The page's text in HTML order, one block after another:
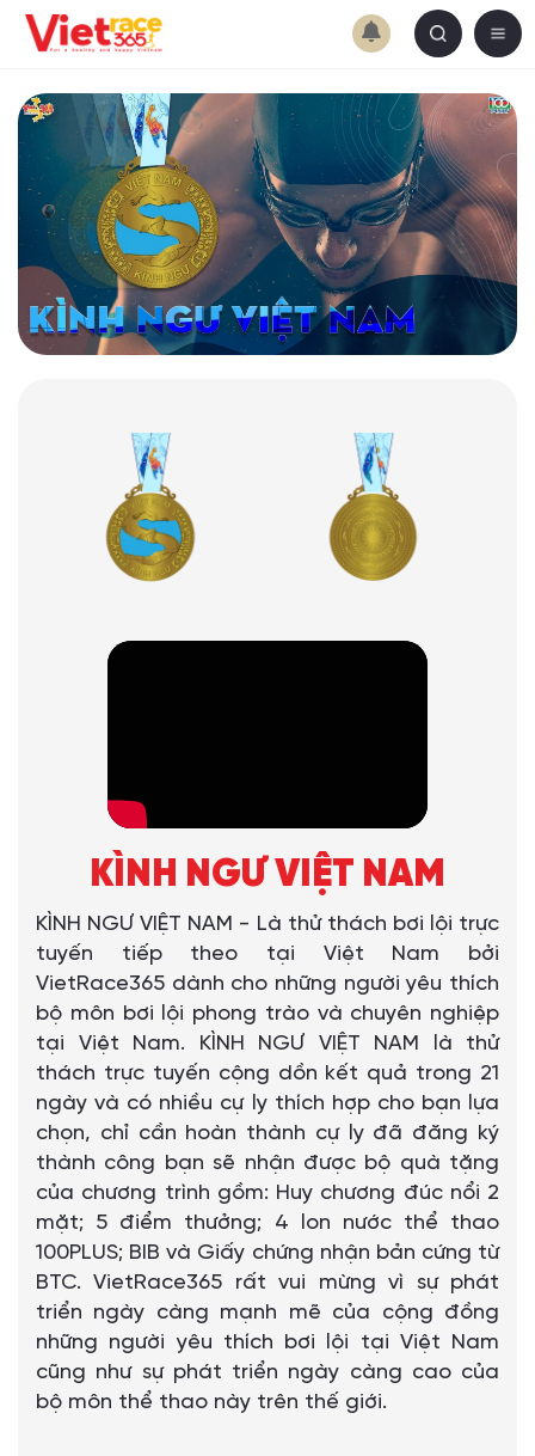
KÌNH NGƯ VIỆT NAM
KÌNH NGƯ VIỆT NAM - Là thử thách bơi lội trực
tuyến tiếp theo tại Việt Nam bởi
VietRace365 dành cho những người yêu thích
bộ môn bơi lội phong trào và chuyên nghiệp
tại Việt Nam. KÌNH NGƯ VIỆT NAM là thử
thách trực tuyến cộng dồn kết quả trong 21
ngày và có nhiều cự ly thích hợp cho bạn lựa
chọn, chỉ cần hoàn thành cự ly đã đăng ký
thành công bạn sẽ nhận được bộ quà tặng
của chương trình gồm: Huy chương đúc nổi 2
mặt; 5 điểm thưởng; 4 lon nước thể thao
100PLUS; BIB và Giấy chứng nhận bản cứng từ
BTC. VietRace365 rất vui mừng vì sự phát
triển ngày càng mạnh mẽ của cộng đồng
những người yêu thích bơi lội tại Việt Nam
cũng như sự phát triển ngày càng cao của
bộ môn thể thao này trên thế giới.